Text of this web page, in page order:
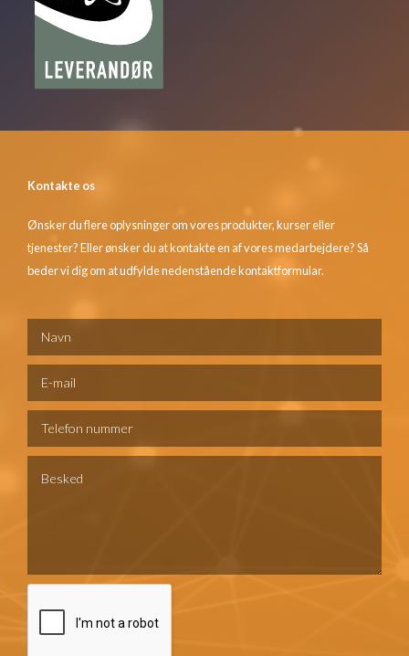
Kontakte os
Ønsker du flere oplysninger om vores produkter, kurser eller
tjenester? Eller ønsker du at kontakte en af vores medarbejdere? Så
beder vi dig om at udfylde nedenstående kontaktformular.